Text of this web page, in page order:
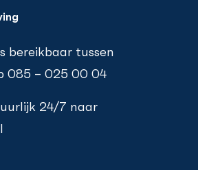
bereikbaar tussen
085 – 025 00 04
24/7 naar